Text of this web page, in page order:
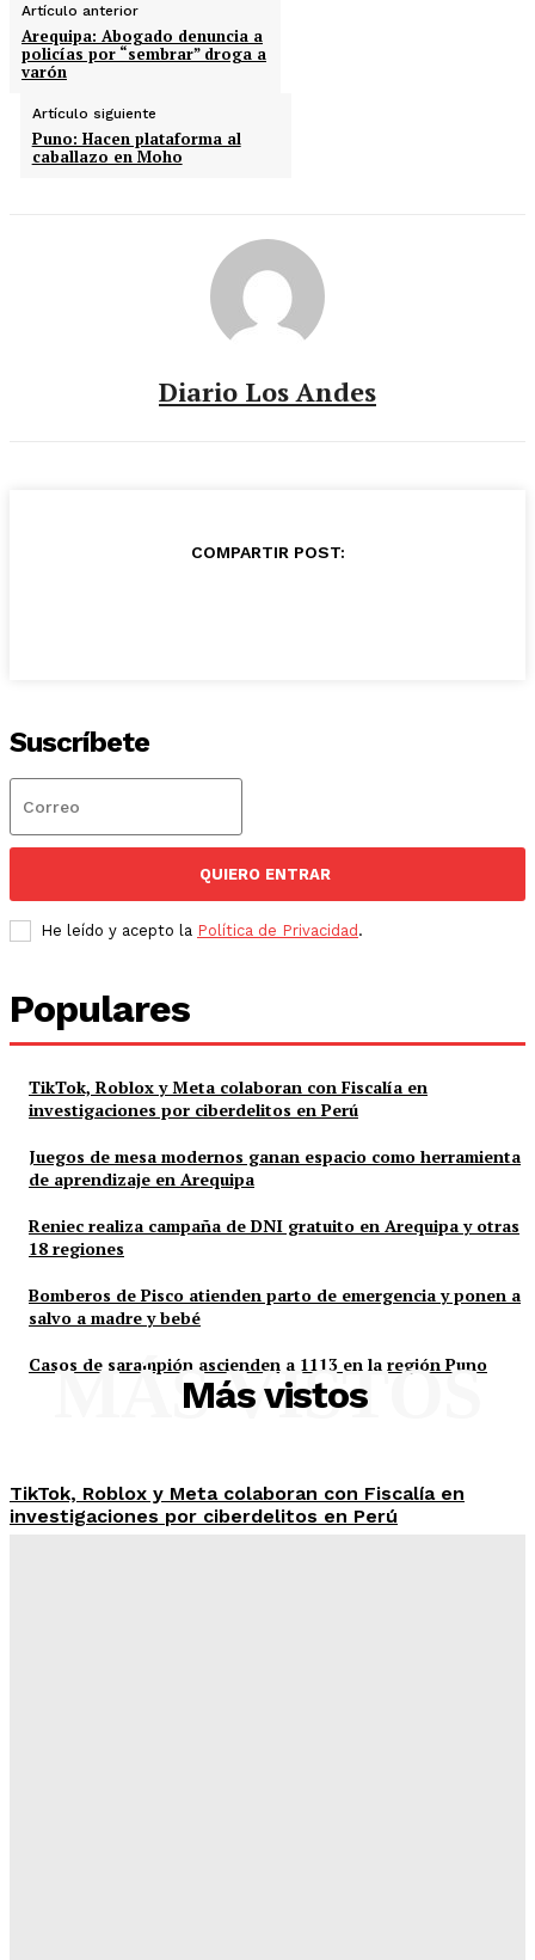
Artículo anterior
Arequipa: Abogado denuncia a
policías por “sembrar” droga a
varón
Artículo siguiente
Puno: Hacen plataforma al
caballazo en Moho
Diario Los Andes
COMPARTIR POST:
Suscríbete
QUIERO ENTRAR
He leído y acepto la Política de Privacidad.
Populares
TikTok, Roblox y Meta colaboran con Fiscalía en
investigaciones por ciberdelitos en Perú
Juegos de mesa modernos ganan espacio como herramienta
de aprendizaje en Arequipa
Reniec realiza campaña de DNI gratuito en Arequipa y otras
18 regiones
Bomberos de Pisco atienden parto de emergencia y ponen a
salvo a madre y bebé
Casos de sarampión ascienden a 1113 en la región Puno
Más vistos
MÁS VISTOS
TikTok, Roblox y Meta colaboran con Fiscalía en
investigaciones por ciberdelitos en Perú